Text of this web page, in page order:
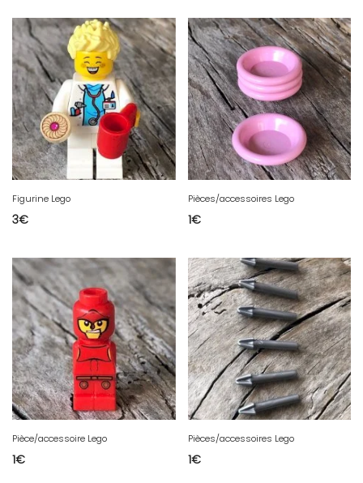
Figurine Lego
3€
Pièces/accessoires Lego
1€
Pièce/accessoire Lego
1€
Pièces/accessoires Lego
1€